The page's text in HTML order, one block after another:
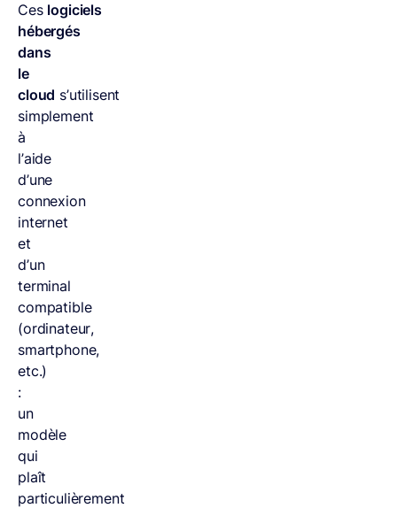
Ces logiciels
hébergés
dans
le
cloud s’utilisent
simplement
à
l’aide
d’une
connexion
internet
et
d’un
terminal
compatible
(ordinateur,
smartphone,
etc.)
:
un
modèle
qui
plaît
particulièrement